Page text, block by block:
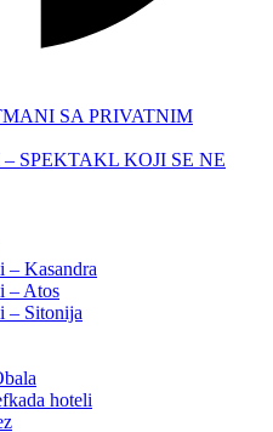
SA PRIVATNIM
SPEKTAKL KOJI SE NE
– Kasandra
– Atos
– Sitonija
hoteli